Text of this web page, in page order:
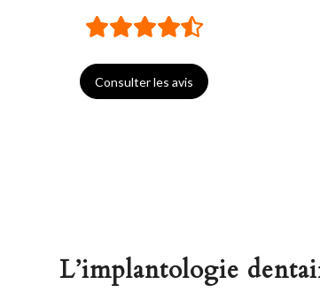
Consulter les avis
L’implantologie